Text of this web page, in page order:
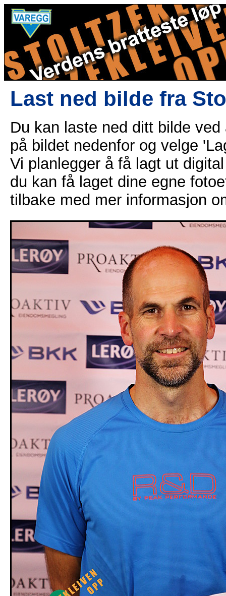
Last ned bilde fra
Du kan laste ned ditt bilde
på bildet nedenfor og velge
Vi planlegger å få lagt ut
du kan få laget dine egne
tilbake med mer informasjon